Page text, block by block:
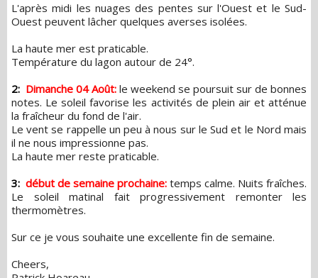
L'après midi les nuages des pentes sur l'Ouest et le Sud-
Ouest peuvent lâcher quelques averses isolées.
La haute mer est praticable.
Température du lagon autour de 24°.
2: Dimanche 04 Août: le weekend se poursuit sur de bonnes
notes. Le soleil favorise les activités de plein air et atténue
la fraîcheur du fond de l'air.
Le vent se rappelle un peu à nous sur le Sud et le Nord mais
il ne nous impressionne pas.
La haute mer reste praticable.
3: début de semaine prochaine: temps calme. Nuits fraîches.
Le soleil matinal fait progressivement remonter les
thermomètres.
Sur ce je vous souhaite une excellente fin de semaine.
Cheers,